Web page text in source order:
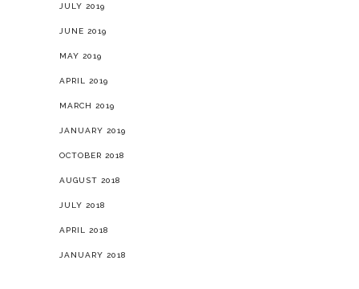
JULY 2019
JUNE 2019
MAY 2019
APRIL 2019
MARCH 2019
JANUARY 2019
OCTOBER 2018
AUGUST 2018
JULY 2018
APRIL 2018
JANUARY 2018